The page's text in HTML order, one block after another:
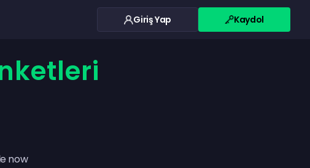
Giriş Yap Kaydol
now